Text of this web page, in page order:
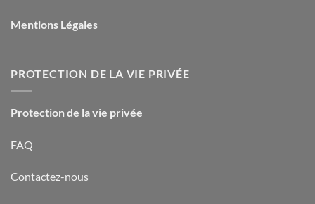
Mentions Légales
PROTECTION DE LA VIE PRIVÉE
Protection de la vie privée
FAQ
Contactez-nous